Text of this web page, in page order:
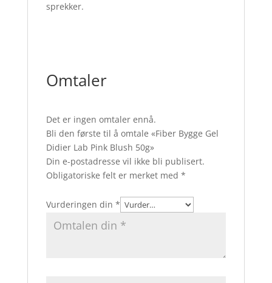
sprekker.
Omtaler
Det er ingen omtaler ennå.
Bli den første til å omtale «Fiber Bygge Gel
Didier Lab Pink Blush 50g»
Din e-postadresse vil ikke bli publisert.
Obligatoriske felt er merket med *
Vurderingen din *